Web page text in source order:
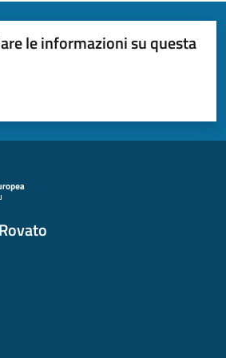
le informazioni su questa
5 stelle su 5
su 5
su 5
5